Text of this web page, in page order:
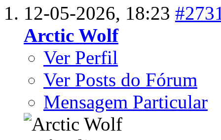
12-05-2026, 18:23
Arctic Wolf
Ver Perfil
Ver Posts do Fórum
Mensagem Particular